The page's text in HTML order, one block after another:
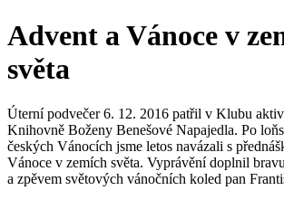
Advent a Vánoce v
světa
Úterní podvečer 6. 12. 2016 patřil v Klubu
Knihovně Boženy Benešové Napajedla. Po
českých Vánocích jsme letos navázali s
Vánoce v zemích světa. Vyprávění doplnil
a zpěvem světových vánočních koled pan